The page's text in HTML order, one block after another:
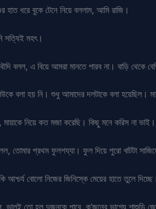
ধরে বুকে টেনে নিয়ে বললাম, আমি রাজি।
সত্যিই মহৎ।
বলল, এ বিয়ে আমরা মানতে পারব না। বাড়ি থেকে
বলা হয় নি। শুধু আমাদের দলটাকে বলা হয়েছিল।
নিয়ে কত মজা করেছি। কিছু মনে করিস না ভাই।
তোমার প্রথম ফুলশয্যা। ফুল দিয়ে পুরো খাটটা
আশ্চর্য বোলো নিজের জিনিস্কে মেয়ের হাতে তুলে দিচ্ছে।
ভালই তো হল দুজনকে পাবে, ক’জনের ভাগ্যে শাশুড়ি